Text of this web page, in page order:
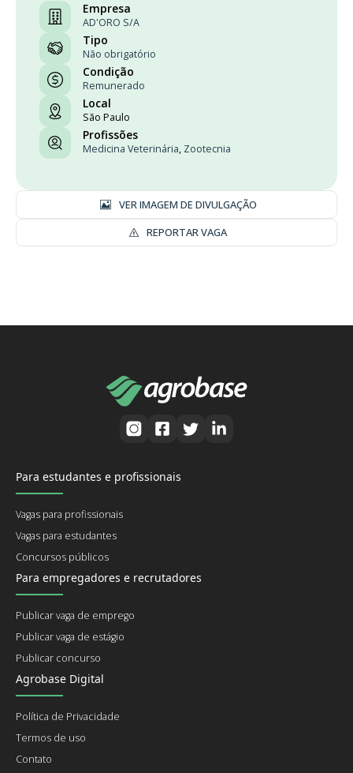
Empresa
AD'ORO S/A
Tipo
Não obrigatório
Condição
Remunerado
Local
São Paulo
Profissões
Medicina Veterinária, Zootecnia
VER IMAGEM DE DIVULGAÇÃO
REPORTAR VAGA
Para estudantes e profissionais
Vagas para profissionais
Vagas para estudantes
Concursos públicos
Para empregadores e recrutadores
Publicar vaga de emprego
Publicar vaga de estágio
Publicar concurso
Agrobase Digital
Política de Privacidade
Termos de uso
Contato